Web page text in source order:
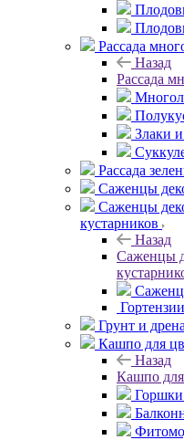
Рассада
Назад
Рассада
Злаки
Рассада
Саженцы
Саженцы
кустарников
Назад
Саженцы
Гортензии
Грунт и
Кашпо для
Назад
Кашпо
Горшки